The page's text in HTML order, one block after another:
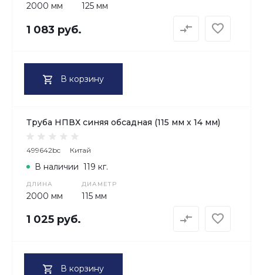
2000 мм 125 мм
1 083 руб.
В корзину
Труба НПВХ синяя обсадная (115 мм х 14 мм)
499642bc Китай
ДЛИНА
2000 мм
ДИАМЕТР
115 мм
В наличии 119 кг.
1 025 руб.
В корзину